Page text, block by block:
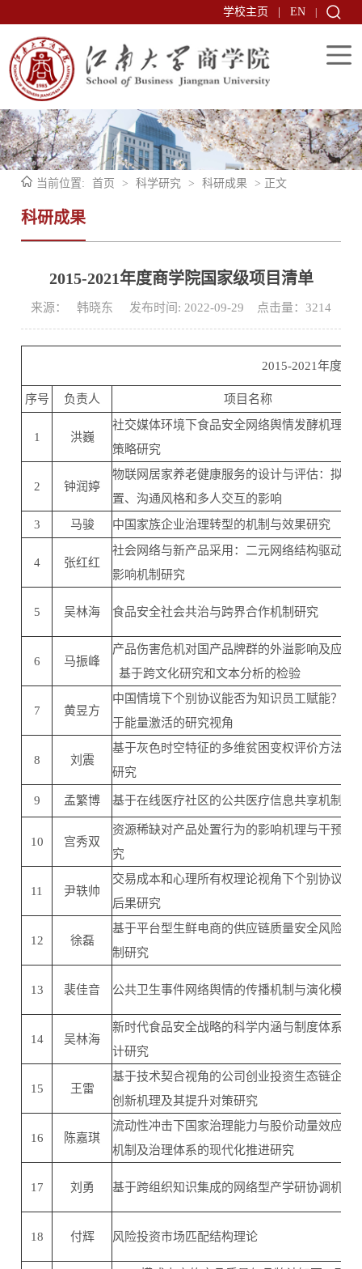
学校主页 EN
当前位置: 首页 > 科学研究 > 科研成果 > 正文
科研成果
2015-2021年度商学院国家级项目清单
来源： 韩晓东 发布时间: 2022-09-29 点击量： 3214
2015-2021年度商
序号 负责人 项目名称
1 洪巍
社交媒体环境下食品安全网络舆情发酵机理与
策略研究
2 钟润婷
物联网居家养老健康服务的设计与评估：拟人
置、沟通风格和多人交互的影响
3
马骏 中国家族企业治理转型的机制与效果研究
4 张红红
社会网络与新产品采用：二元网络结构驱动的
影响机制研究
5 吴林海 食品安全社会共治与跨界合作机制研究
6 马振峰
产品伤害危机对国产品牌群的外溢影响及应对
基于跨文化研究和文本分析的检验
7 黄昱方
中国情境下个别协议能否为知识员工赋能？
于能量激活的研究视角
8 刘震
基于灰色时空特征的多维贫困变权评价方法与
研究
9 孟繁博 基于在线医疗社区的公共医疗信息共享机制研
10 宫秀双
资源稀缺对产品处置行为的影响机理与干预策
究
11 尹轶帅
交易成本和心理所有权理论视角下个别协议的
后果研究
12 徐磊
基于平台型生鲜电商的供应链质量安全风险治
制研究
13 裴佳音 公共卫生事件网络舆情的传播机制与演化模式
14 吴林海
新时代食品安全战略的科学内涵与制度体系框
计研究
15 王雷
基于技术契合视角的公司创业投资生态链企业
创新机理及其提升对策研究
16 陈嘉琪
流动性冲击下国家治理能力与股价动量效应的
机制及治理体系的现代化推进研究
17 刘勇 基于跨组织知识集成的网络型产学研协调机制
18 付辉 风险投资市场匹配结构理论